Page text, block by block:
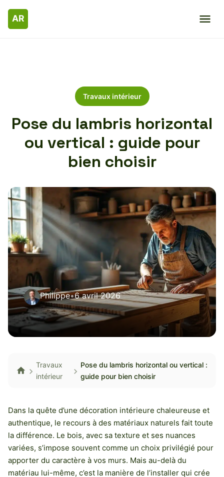
Travaux intérieur
Pose du lambris horizontal
ou vertical : guide pour
bien choisir
Philippe•6 avril 2026
Travaux
intérieur
Pose du lambris horizontal ou vertical :
guide pour bien choisir
Dans la quête d’une décoration intérieure chaleureuse et
authentique, le recours à des matériaux naturels fait toute
la différence. Le bois, avec sa texture et ses nuances
variées, s’impose souvent comme un choix privilégié pour
apporter du caractère à vos murs. Mais au-delà du
matériau lui-même, c’est la manière de l’installer qui crée